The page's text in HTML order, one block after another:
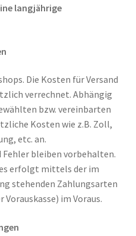
langjährige
Die Kosten für Versand
verrechnet. Abhängig
bzw. vereinbarten
Kosten wie z.B. Zoll,
etc. an.
bleiben vorbehalten.
erfolgt mittels der im
stehenden Zahlungsarten
im Voraus.